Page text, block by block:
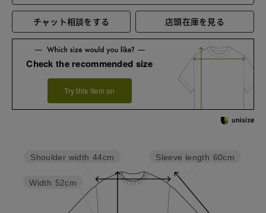
チャット相談をする 店頭在庫を見る
Check the recommended size
Try this item on
Sleeve length 60cm
Width 52cm
Shoulder width 44cm